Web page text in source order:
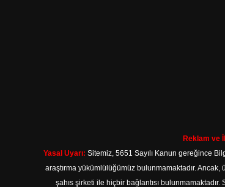
Reklam ve
Yasal Uyarı: Sitemiz, 5651 Sayılı Kanun gereğince
araştırma yükümlülüğümüz bulunmamaktadır.
şahıs şirketi ile hiçbir bağlantısı